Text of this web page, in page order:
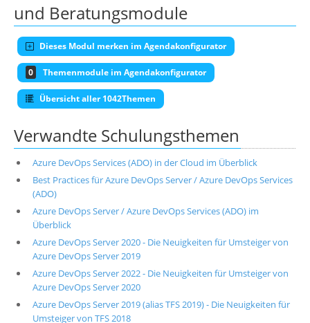
und Beratungsmodule
Dieses Modul merken im Agendakonfigurator
0 Themenmodule im Agendakonfigurator
Übersicht aller 1042Themen
Verwandte Schulungsthemen
Azure DevOps Services (ADO) in der Cloud im Überblick
Best Practices für Azure DevOps Server / Azure DevOps Services
(ADO)
Azure DevOps Server / Azure DevOps Services (ADO) im
Überblick
Azure DevOps Server 2020 - Die Neuigkeiten für Umsteiger von
Azure DevOps Server 2019
Azure DevOps Server 2022 - Die Neuigkeiten für Umsteiger von
Azure DevOps Server 2020
Azure DevOps Server 2019 (alias TFS 2019) - Die Neuigkeiten für
Umsteiger von TFS 2018